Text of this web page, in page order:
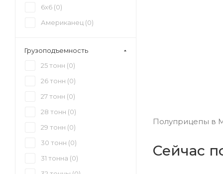
Полуприцепы в
Сейчас
6x6 (0)
Американец (0)
Грузоподъемность
25 тонн (0)
26 тонн (0)
27 тонн (0)
28 тонн (0)
29 тонн (0)
30 тонн (0)
31 тонна (0)